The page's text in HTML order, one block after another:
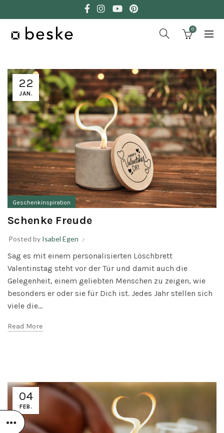
0
22
JAN.
Geschenkinspiration
Schenke Freude
Posted by Isabel Egen
Sag es mit einem personalisierten Löschbrett
Valentinstag steht vor der Tür und damit auch die
Gelegenheit, einem geliebten Menschen zu zeigen, wie
besonders er oder sie für Dich ist. Jedes Jahr stellen sich
viele die...
Read More
04
FEB.